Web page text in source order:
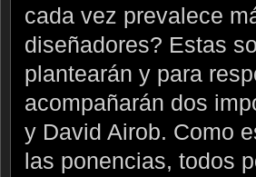
cada vez prevalece
diseñadores? Estas
plantearán y para
acompañarán dos
y David Airob. Como
las ponencias, todos